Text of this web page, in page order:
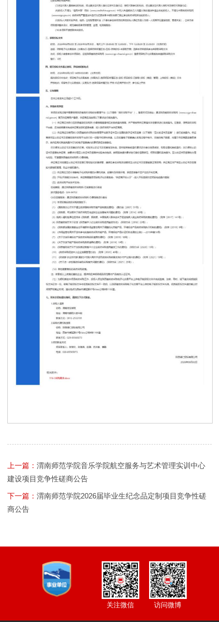
上一篇： 渭南师范学院音乐学院航空服务与艺术管理实训中心
建设项目竞争性磋商公告
下一篇： 渭南师范学院2026届毕业生纪念品定制项目竞争性磋
商公告
访问微博
关注微信